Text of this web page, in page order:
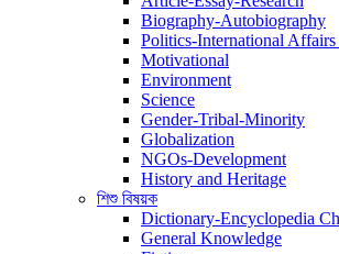
Biography-Autobiography
Politics-International Affairs
Motivational
Environment
Science
Gender-Tribal-Minority
Globalization
NGOs-Development
History and Heritage
শিশু বিষয়ক
Dictionary-Encyclopedia Ch
General Knowledge